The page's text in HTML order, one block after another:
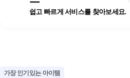
쉽고 빠르게 서비스를 찾아보세요.
가장 인기있는 아이템